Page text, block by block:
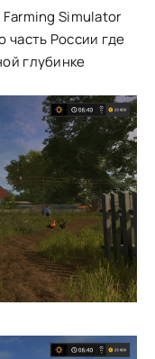
Simulator
часть России где
глубинке